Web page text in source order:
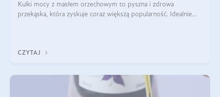
Kulki mocy z masłem orzechowym to pyszna i zdrowa
przekąska, która zyskuje coraz większą popularność. Idealnie
CZYTAJ